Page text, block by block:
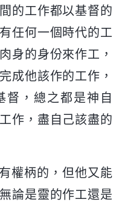
的工作都以基督的
任何一個時代的工
身的身份來作工，
成他該作的工作，
督，總之都是神自
作，盡自己該盡的
權柄的，但他又能
論是靈的作工還是